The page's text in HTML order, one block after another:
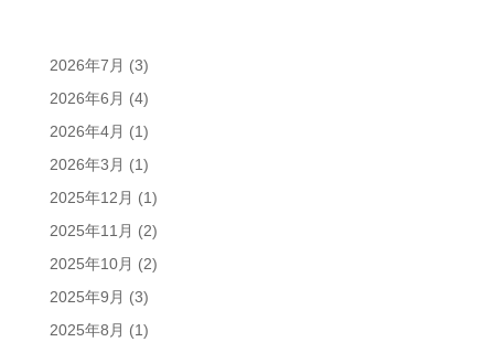
2026年7月 (3)
2026年6月 (4)
2026年4月 (1)
2026年3月 (1)
2025年12月 (1)
2025年11月 (2)
2025年10月 (2)
2025年9月 (3)
2025年8月 (1)